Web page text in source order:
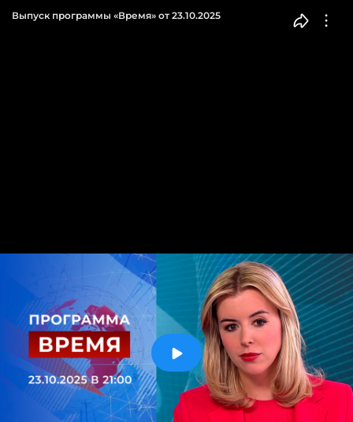
Выпуск программы «Время» от 23.10.2025